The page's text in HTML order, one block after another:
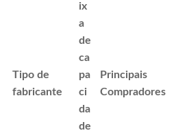
Tipo de
fabricante
ix
a
de
ca
pa
ci
da
de
Principais
Compradores